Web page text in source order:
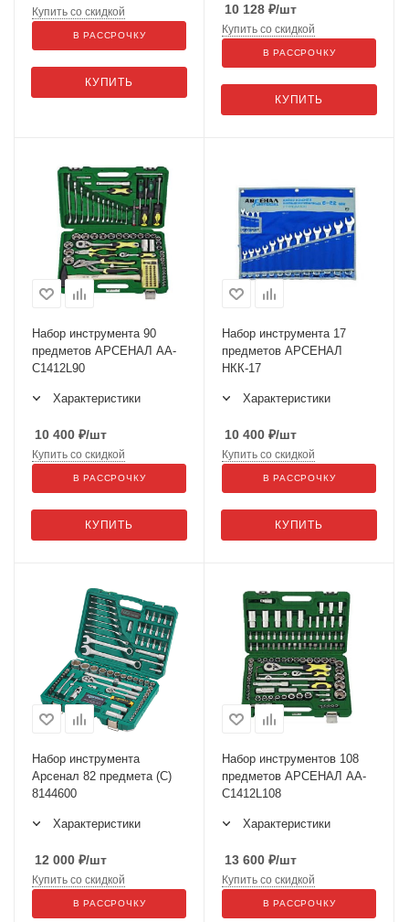
КУПИТЬ
Купить со скидкой
В РАССРОЧКУ
10 128 ₽/шт
КУПИТЬ
Купить со скидкой
В РАССРОЧКУ
Набор инструмента 90
предметов АРСЕНАЛ АА-
С1412L90
Характеристики
10 400 ₽/шт
КУПИТЬ
Купить со скидкой
В РАССРОЧКУ
Набор инструмента 17
предметов АРСЕНАЛ
НКК-17
Характеристики
10 400 ₽/шт
КУПИТЬ
Купить со скидкой
В РАССРОЧКУ
Набор инструмента
Арсенал 82 предмета (С)
8144600
Характеристики
12 000 ₽/шт
Купить со скидкой
В РАССРОЧКУ
Набор инструментов 108
предметов АРСЕНАЛ АА-
С1412L108
Характеристики
13 600 ₽/шт
Купить со скидкой
В РАССРОЧКУ